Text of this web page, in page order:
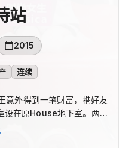
站
2015
连续
意外得到一笔财富，携好友
设在原House地下室。两人
试美食、购房旅游团、功
笑话；老王也重遇前妻任桂